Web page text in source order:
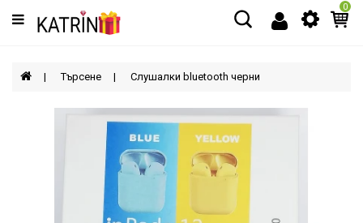
Категории
МЪЖЕ
0
Търсене Слушалки bluetooth черни